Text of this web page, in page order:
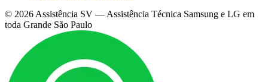
© 2026Assistência SV — Assistência Técnica Samsung e LG em
toda Grande São Paulo